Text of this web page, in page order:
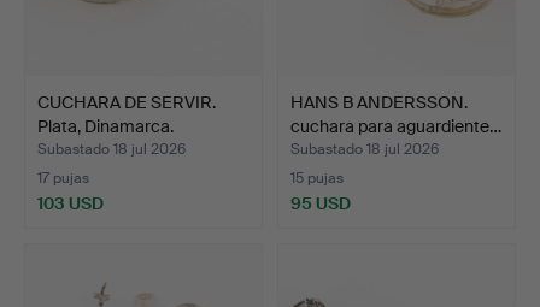
CUCHARA DE SERVIR.
Plata, Dinamarca.
Subastado 18 jul 2026
17 pujas
103 USD
HANS B ANDERSSON.
cuchara para aguardiente…
Subastado 18 jul 2026
15 pujas
95 USD